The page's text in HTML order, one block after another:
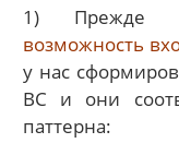
1) Прежде
возможность
у нас
ВС и они
паттерна: